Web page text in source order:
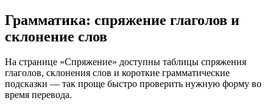
Грамматика: спряжение глаголов и
склонение слов
На странице «Спряжение» доступны таблицы спряжения
глаголов, склонения слов и короткие грамматические
подсказки — так проще быстро проверить нужную форму во
время перевода.